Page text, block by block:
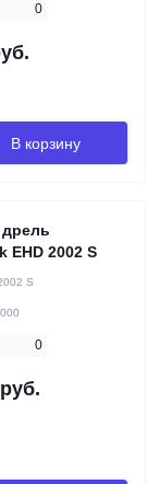
0
В корзину
EHD 2002 S
S
0